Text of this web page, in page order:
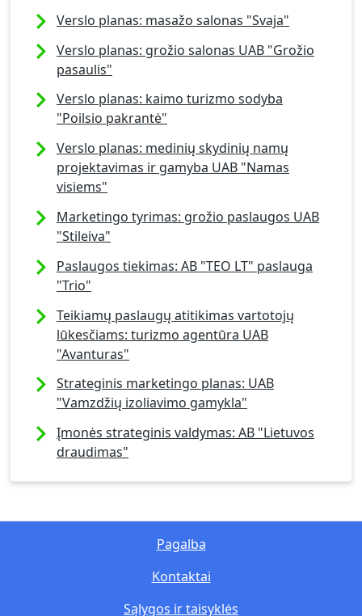
Verslo planas: masažo salonas "Svaja"
Verslo planas: grožio salonas UAB "Grožio
pasaulis"
Verslo planas: kaimo turizmo sodyba
"Poilsio pakrantė"
Verslo planas: medinių skydinių namų
projektavimas ir gamyba UAB "Namas
visiems"
Marketingo tyrimas: grožio paslaugos UAB
"Stileiva"
Paslaugos tiekimas: AB "TEO LT" paslauga
"Trio"
Teikiamų paslaugų atitikimas vartotojų
lūkesčiams: turizmo agentūra UAB
"Avanturas"
Strateginis marketingo planas: UAB
"Vamzdžių izoliavimo gamykla"
Įmonės strateginis valdymas: AB "Lietuvos
draudimas"
Sąlygos ir taisyklės
Kontaktai
Pagalba